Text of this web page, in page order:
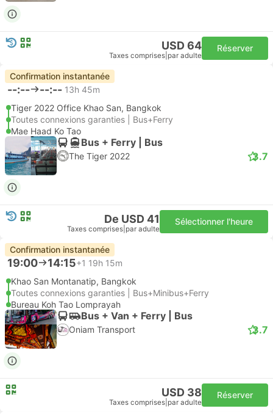
USD 64
Taxes comprises par adulte
Réserver
Confirmation instantanée
--:-- --:-- 13h 45m
Tiger 2022 Office Khao San, Bangkok
Toutes connexions garanties | Bus+Ferry
Mae Haad Ko Tao
Bus + Ferry | Bus
The Tiger 2022 3.7
De USD 41
Taxes comprises par adulte
Sélectionner l'heure
Confirmation instantanée
19:00 14:15+1 19h 15m
Khao San Montanatip, Bangkok
Toutes connexions garanties | Bus+Minibus+Ferry
Bureau Koh Tao Lomprayah
Bus + Van + Ferry | Bus
Oniam Transport 3.7
USD 38
Taxes comprises par adulte
Réserver